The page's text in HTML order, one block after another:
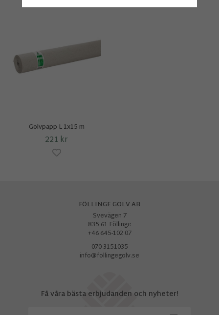
Golvpapp L 1x15 m
221 kr
FÖLLINGE GOLV AB
Svevägen 7
835 61 Föllinge
+46 645-102 07
070-3151035
info@follingegolv.se
Få våra bästa erbjudanden och nyheter!